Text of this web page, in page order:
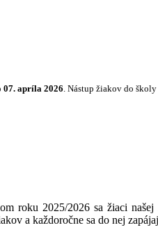
07. apríla 2026 . Nástup žiakov do
roku 2025/2026 sa žiaci
a každoročne sa do nej